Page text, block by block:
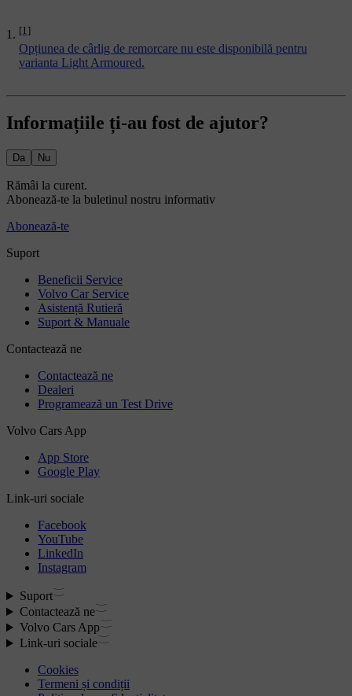
[1]
Opțiunea de cârlig de remorcare nu este disponibilă pentru
varianta Light Armoured.
Informațiile ți-au fost de ajutor?
Da Nu